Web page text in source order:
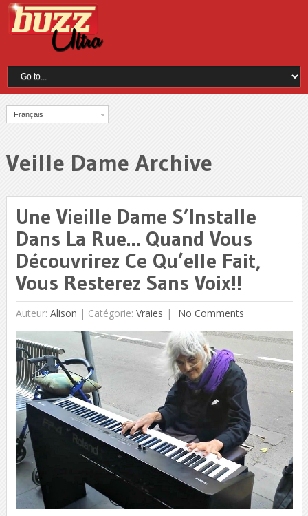
Français
Veille Dame Archive
Une Vieille Dame S’Installe
Dans La Rue… Quand Vous
Découvrirez Ce Qu’elle Fait,
Vous Resterez Sans Voix!!
Auteur: Alison | Catégorie: Vraies No Comments